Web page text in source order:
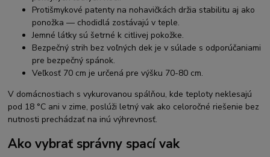
Protišmykové patenty na nohavičkách držia stabilitu aj ako
ponožka — chodidlá zostávajú v teple.
Jemné látky sú šetrné k citlivej pokožke.
Bezpečný strih bez voľných dek je v súlade s odporúčaniami
pre bezpečný spánok.
Veľkosť 70 cm je určená pre výšku 70-80 cm.
V domácnostiach s vykurovanou spálňou, kde teploty neklesajú
pod 18 °C ani v zime, poslúži letný vak ako celoročné riešenie bez
nutnosti prechádzať na inú výhrevnosť.
Ako vybrať správny spací vak